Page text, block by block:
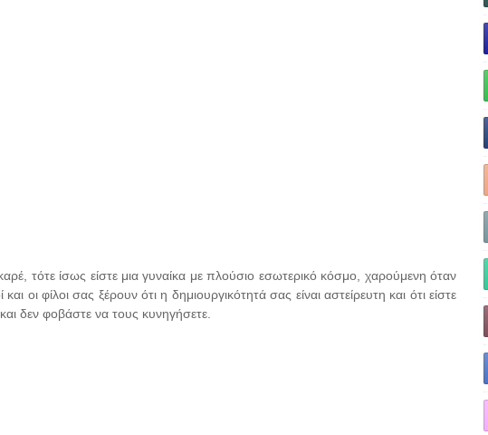
τότε ίσως είστε μια γυναίκα με πλούσιο εσωτερικό κόσμο, χαρούμενη όταν
οι φίλοι σας ξέρουν ότι η δημιουργικότητά σας είναι αστείρευτη και ότι είστε
δεν φοβάστε να τους κυνηγήσετε.